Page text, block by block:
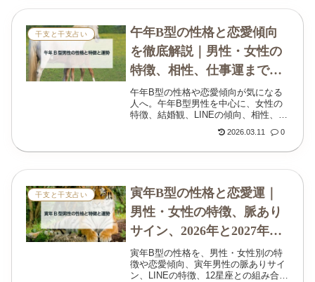
干支と干支占い
午年B型の性格と恋愛傾向
を徹底解説｜男性・女性の
特徴、相性、仕事運までわ
かる
午年B型の性格や恋愛傾向が気になる
人へ。午年B型男性を中心に、女性の
特徴、結婚観、LINEの傾向、相性、仕
事運、金運までわかりやすく解説しま
2026.03.11 0
干支と干支占い
寅年B型の性格と恋愛運｜
男性・女性の特徴、脈あり
サイン、2026年と2027年の
流れ
寅年B型の性格を、男性・女性別の特
徴や恋愛傾向、寅年男性の脈ありサイ
ン、LINEの特徴、12星座との組み合わ